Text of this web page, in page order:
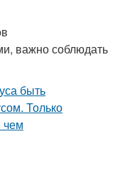
важно соблюдать